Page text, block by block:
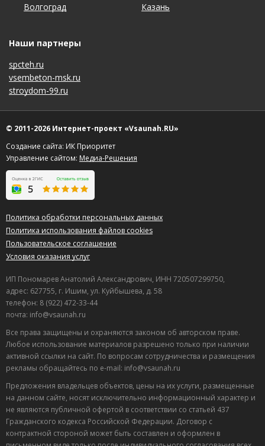
Волгоград
Казань
Красноярск
Новосибирск
Ростов-на-Дону
Ставрополь
Ульяновск
Ярославль
Наши партнеры
spcteh.ru
vsembeton-msk.ru
stroydom-99.ru
© 2011-2026 Интернет-проект «Vsaunah.RU»
Создание сайта: ИК Приоритет
Управление сайтом: Медиа-Решения
Политика обработки персональных данных
Политика использования файлов cookies
Пользовательское соглашение
Условия оказания услуг
ИП Пономарев Анатолий Александрович, ИНН 720507299750,
адрес: 627755, г. Ишим, ул. Куйбышева, д. 58
телефон: 8 (922) 472-33-44
почта: info@vsaunah.ru
Все права защищены и охраняются законом об авторском праве.
Любое использование материалов разрешено только при наличии
активной ссылки на сайт. По вопросам сотрудничества и размещения
рекламы обращайтесь по e-mail: info@vsaunah.ru
Предложения владельцев объектов, цены на их услуги, размещенные
на данном сайте, носят исключительно информационный характер и
не являются публичной офертой в соответствии со статьей 437
Гражданского кодекса Российской Федерации. Договор с
контрактной стороной может быть составлен и оформлен в
Лучшие